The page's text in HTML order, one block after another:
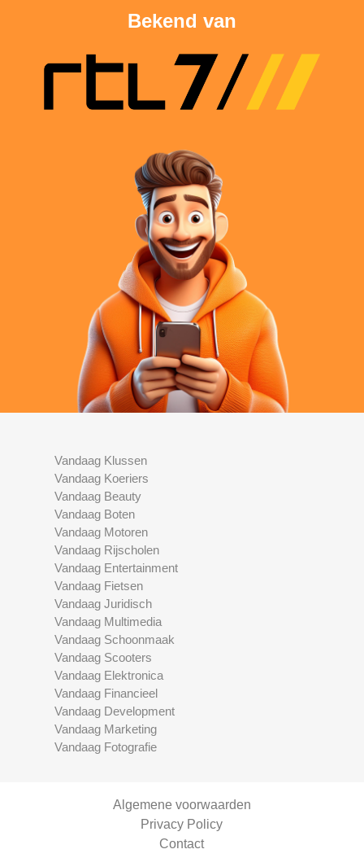
Bekend van
Vandaag Klussen
Vandaag Koeriers
Vandaag Beauty
Vandaag Boten
Vandaag Motoren
Vandaag Rijscholen
Vandaag Entertainment
Vandaag Fietsen
Vandaag Juridisch
Vandaag Multimedia
Vandaag Schoonmaak
Vandaag Scooters
Vandaag Elektronica
Vandaag Financieel
Vandaag Development
Vandaag Marketing
Vandaag Fotografie
Algemene voorwaarden
Privacy Policy
Contact